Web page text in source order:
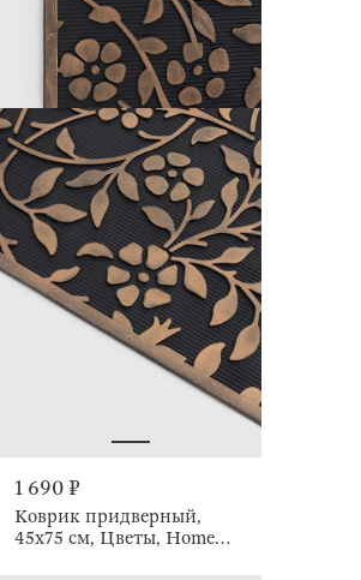
1 690 ₽
Коврик придверный,
45х75 см, Цветы, Home